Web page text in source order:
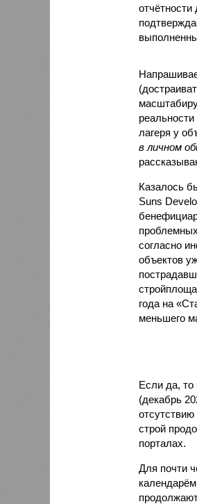
лагеря у
в личном
Казалось
Suns
согласно
объектов
года на
меньшего
Если да, то
(декабрь
строй
порталах.
Для почти